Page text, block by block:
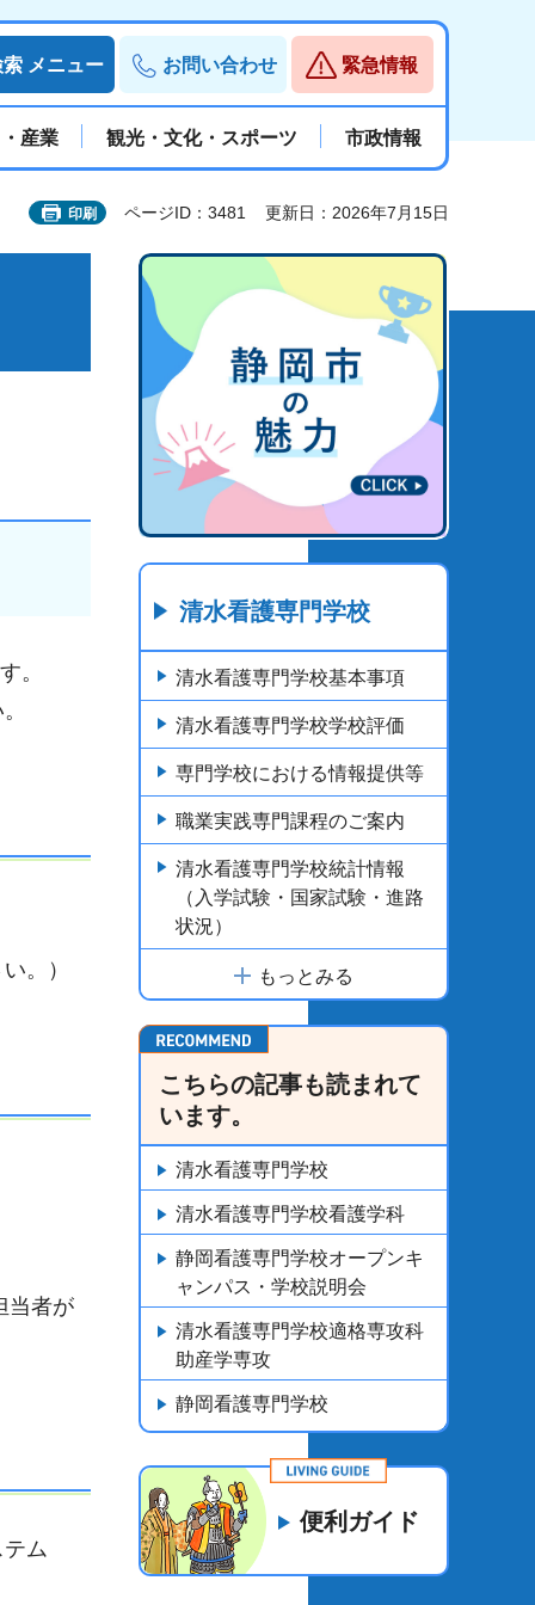
索 メニュー お問い合わせ 緊急情報
産業 観光・文化・スポーツ 市政情報
印刷 ページID：3481 更新日：2026年7月15日
。
。）
当者が
ム
清水看護専門学校
清水看護専門学校基本事項
清水看護専門学校学校評価
専門学校における情報提供等
職業実践専門課程のご案内
清水看護専門学校統計情報
（入学試験・国家試験・進路
状況）
もっとみる
こちらの記事も読まれて
います。
清水看護専門学校
清水看護専門学校看護学科
静岡看護専門学校オープンキ
ャンパス・学校説明会
清水看護専門学校適格専攻科
助産学専攻
静岡看護専門学校
便利ガイド